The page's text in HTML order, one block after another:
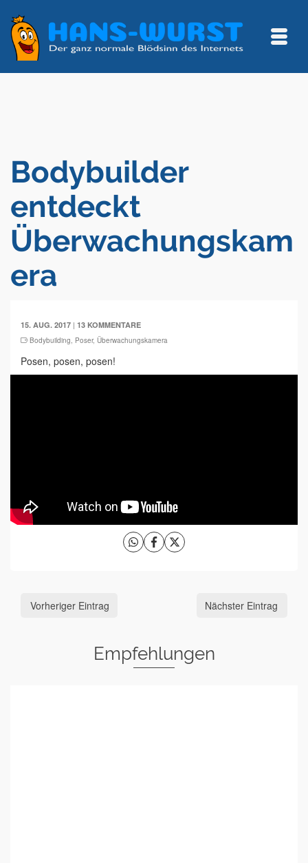
Bodybuilder
entdeckt
Überwachungskam
era
15. AUG. 2017 | 13 KOMMENTARE
Bodybuilding, Poser, Überwachungskamera
Posen, posen, posen!
Vorheriger Eintrag Nächster Eintrag
Empfehlungen